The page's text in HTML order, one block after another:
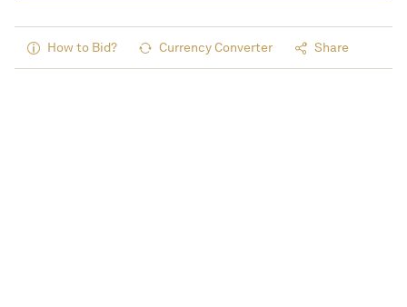
How to Bid? Currency Converter Share